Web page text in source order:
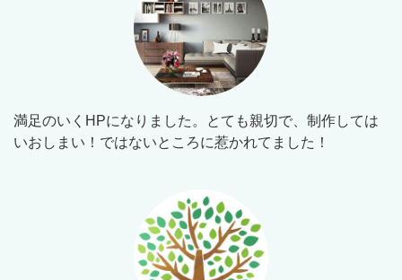
満足のいくHPになりました。とても親切で、制作しては
いおしまい！ではないところに惹かれてました！